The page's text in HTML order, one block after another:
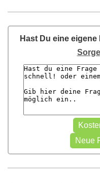
Hast Du eine